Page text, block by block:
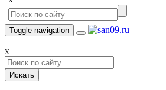
Toggle navigation
x
Искать